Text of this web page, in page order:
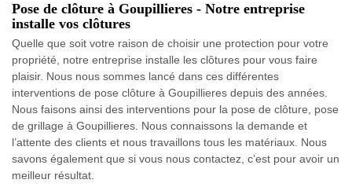
Pose de clôture à Goupillieres - Notre entreprise
installe vos clôtures
Quelle que soit votre raison de choisir une protection pour votre
propriété, notre entreprise installe les clôtures pour vous faire
plaisir. Nous nous sommes lancé dans ces différentes
interventions de pose clôture à Goupillieres depuis des années.
Nous faisons ainsi des interventions pour la pose de clôture, pose
de grillage à Goupillieres. Nous connaissons la demande et
l’attente des clients et nous travaillons tous les matériaux. Nous
savons également que si vous nous contactez, c’est pour avoir un
meilleur résultat.